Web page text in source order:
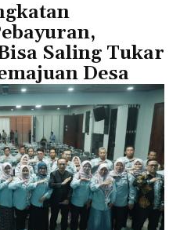
Saling Tukar
Desa